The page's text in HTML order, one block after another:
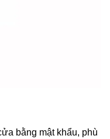
bằng mật khẩu, phù